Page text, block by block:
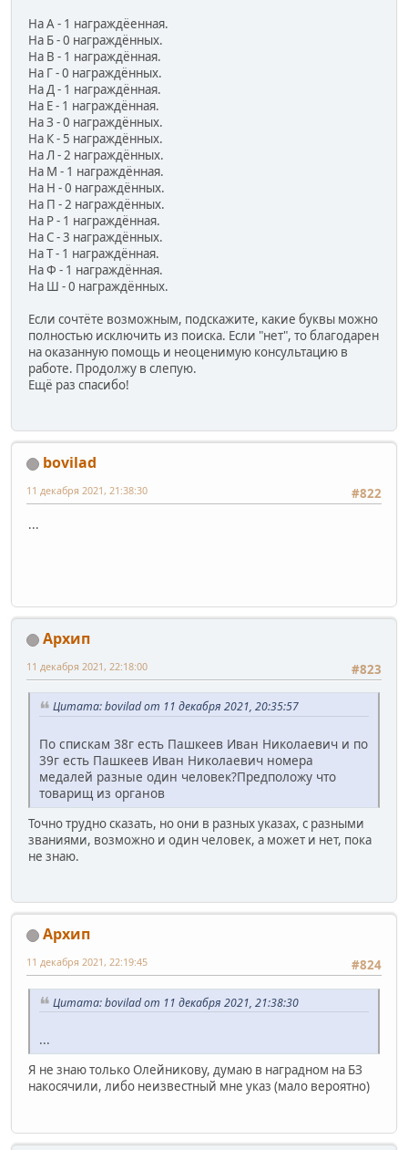
На А - 1 награждёенная.
На Б - 0 награждённых.
На В - 1 награждённая.
На Г - 0 награждённых.
На Д - 1 награждённая.
На Е - 1 награждённая.
На З - 0 награждённых.
На К - 5 награждённых.
На Л - 2 награждённых.
На М - 1 награждённая.
На Н - 0 награждённых.
На П - 2 награждённых.
На Р - 1 награждённая.
На С - 3 награждённых.
На Т - 1 награждённая.
На Ф - 1 награждённая.
На Ш - 0 награждённых.
Если сочтёте возможным, подскажите, какие буквы можно
полностью исключить из поиска. Если "нет", то благодарен
на оказанную помощь и неоценимую консультацию в
работе. Продолжу в слепую.
Ещё раз спасибо!
bovilad
#822
11 декабря 2021, 21:38:30
...
Архип
#823
11 декабря 2021, 22:18:00
Цитата: bovilad от 11 декабря 2021, 20:35:57
По спискам 38г есть Пашкеев Иван Николаевич и по
39г есть Пашкеев Иван Николаевич номера
медалей разные один человек?Предположу что
товарищ из органов
Точно трудно сказать, но они в разных указах, с разными
званиями, возможно и один человек, а может и нет, пока
не знаю.
Архип
#824
11 декабря 2021, 22:19:45
Цитата: bovilad от 11 декабря 2021, 21:38:30
...
Я не знаю только Олейникову, думаю в наградном на БЗ
накосячили, либо неизвестный мне указ (мало вероятно)